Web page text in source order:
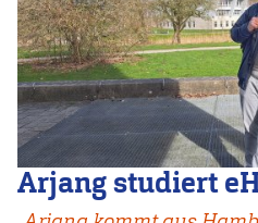
Arjang studiert